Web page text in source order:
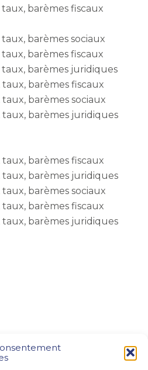
barèmes fiscaux
barèmes sociaux
barèmes fiscaux
taux, barèmes juridiques
barèmes fiscaux
barèmes sociaux
taux, barèmes juridiques
barèmes fiscaux
taux, barèmes juridiques
barèmes sociaux
barèmes fiscaux
taux, barèmes juridiques